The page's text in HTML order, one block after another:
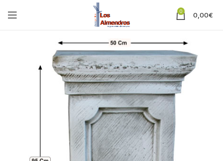
0 0,00€